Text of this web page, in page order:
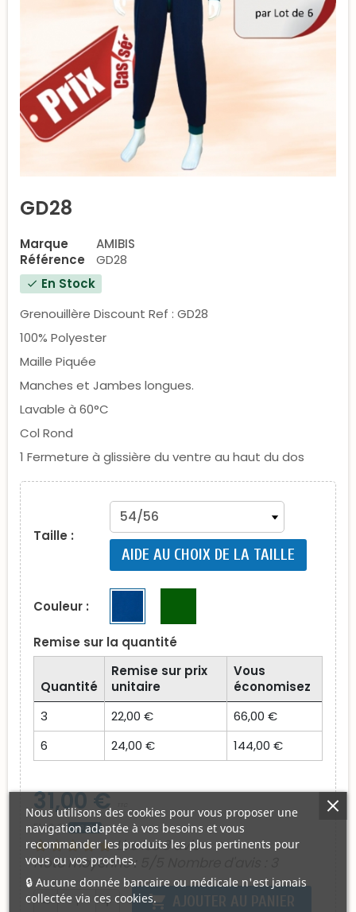
GD28
Marque
AMIBIS
Référence
GD28
check En Stock
Grenouillère Discount Ref : GD28
100% Polyester
Maille Piquée
Manches et Jambes longues.
Lavable à 60°C
Col Rond
1 Fermeture à glissière du ventre au haut du dos
Taille :
AIDE AU CHOIX DE LA TAILLE
Couleur :
Remise sur la quantité
Quantité
Remise sur prix
unitaire
Vous
économisez
3
22,00 €
66,00 €
6
24,00 € 144,00 €
31,00 €
51,00 € - 20,00 €
Lire les 3 avis
Note moyenne :
remove add shopping_cart AJOUTER AU PANIER
Nous utilisons des cookies pour vous proposer une
navigation adaptée à vos besoins et vous
recommander les produits les plus pertinents pour
vous ou vos proches.
🔒 Aucune donnée bancaire ou médicale n'est jamais
collectée via ces cookies.